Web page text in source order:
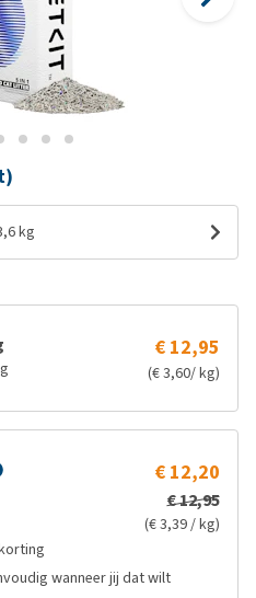
kg
€ 12,95
(€ 3,60/ kg)
€ 12,20
€ 12,95
(€ 3,39 / kg)
wanneer jij dat wilt